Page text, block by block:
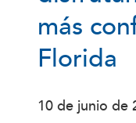
más
Florida
10 de junio de